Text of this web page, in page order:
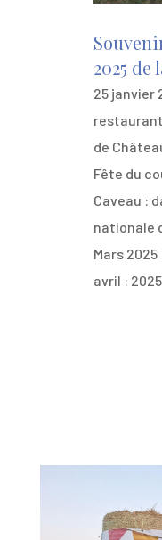
2025
25 janvier
de
Fête du
Caveau :
nationale
Mars
avril :